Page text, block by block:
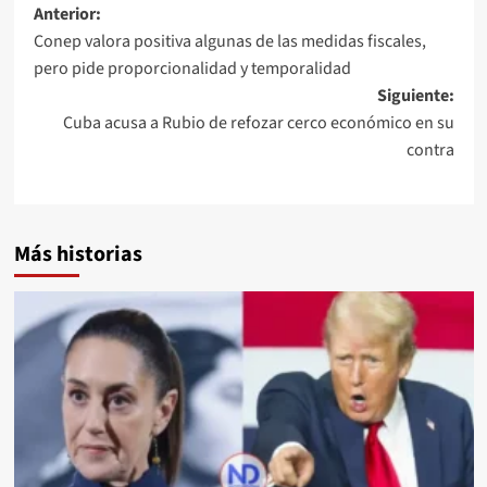
Anterior:
Conep valora positiva algunas de las medidas fiscales,
pero pide proporcionalidad y temporalidad
Siguiente:
Cuba acusa a Rubio de refozar cerco económico en su
contra
Más historias